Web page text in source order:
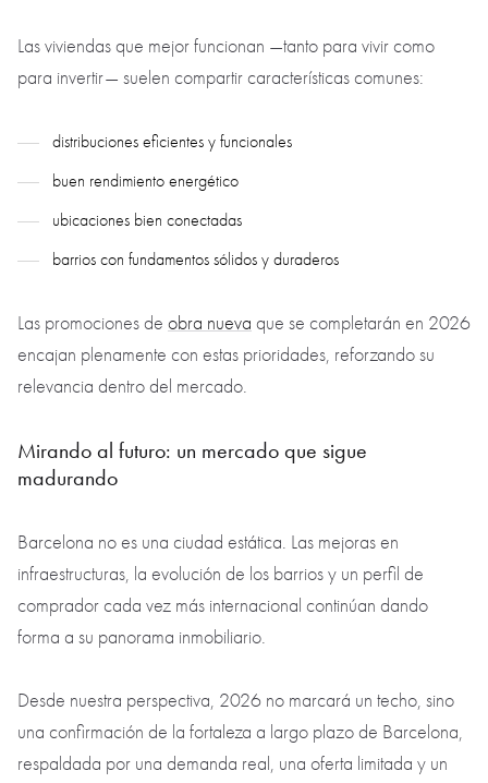
Las viviendas que mejor funcionan —tanto para vivir como
para invertir— suelen compartir características comunes:
distribuciones eficientes y funcionales
buen rendimiento energético
ubicaciones bien conectadas
barrios con fundamentos sólidos y duraderos
Las promociones de obra nueva que se completarán en 2026
encajan plenamente con estas prioridades, reforzando su
relevancia dentro del mercado.
Mirando al futuro: un mercado que sigue
madurando
Barcelona no es una ciudad estática. Las mejoras en
infraestructuras, la evolución de los barrios y un perfil de
comprador cada vez más internacional continúan dando
forma a su panorama inmobiliario.
Desde nuestra perspectiva, 2026 no marcará un techo, sino
una confirmación de la fortaleza a largo plazo de Barcelona,
respaldada por una demanda real, una oferta limitada y un